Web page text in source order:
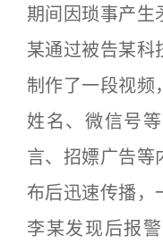
期间因琐事产生
某通过被告某科
制作了一段视频
姓名、微信号
言、招嫖广告等
布后迅速传播，
李某发现后报